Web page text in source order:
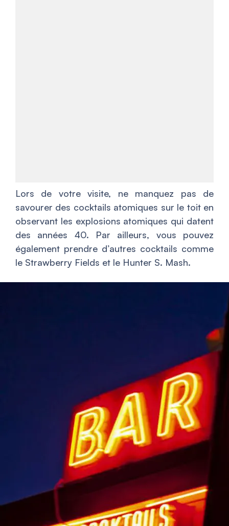
Lors de votre visite, ne manquez pas de
savourer des cocktails atomiques sur le toit en
observant les explosions atomiques qui datent
des années 40. Par ailleurs, vous pouvez
également prendre d’autres cocktails comme
le Strawberry Fields et le Hunter S. Mash.